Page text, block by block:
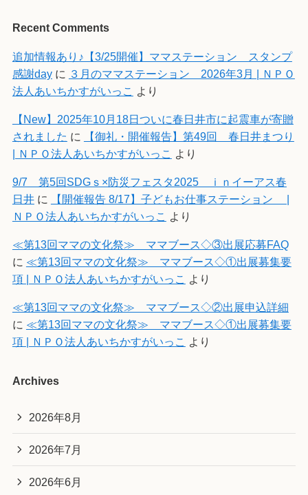
Recent Comments
追加情報あり♪【3/25開催】ママステーション スタンプ
感謝dayに ３月のママステーション 2026年3月 | ＮＰＯ
法人あいちかすがいっこ
より
【New】2025年10月18日ついに春日井市に起震車が寄贈
されました に
【御礼・開催報告】第49回 春日井まつり
| ＮＰＯ法人あいちかすがいっこ より
9/7 第5回SDGｓ×防災フェスタ2025 ｉｎイーアス春
日井に
【開催報告 8/17】子どもお仕事ステーション |
ＮＰＯ法人あいちかすがいっこ より
≪第13回ママの文化祭≫ ママブース◇③出展応募FAQ
に ≪第13回ママの文化祭≫ ママブース◇①出展募集要
項 | ＮＰＯ法人あいちかすがいっこ より
≪第13回ママの文化祭≫ ママブース◇②出展申込詳細
に ≪第13回ママの文化祭≫ ママブース◇①出展募集要
項 | ＮＰＯ法人あいちかすがいっこ より
Archives
2026年8月
2026年7月
2026年6月